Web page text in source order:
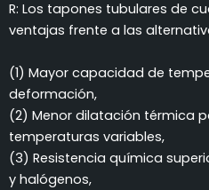
R: Los tapones tubulares de
ventajas frente a las
(1) Mayor capacidad de
deformación,
(2) Menor dilatación térmica
temperaturas variables,
(3) Resistencia química
y halógenos,